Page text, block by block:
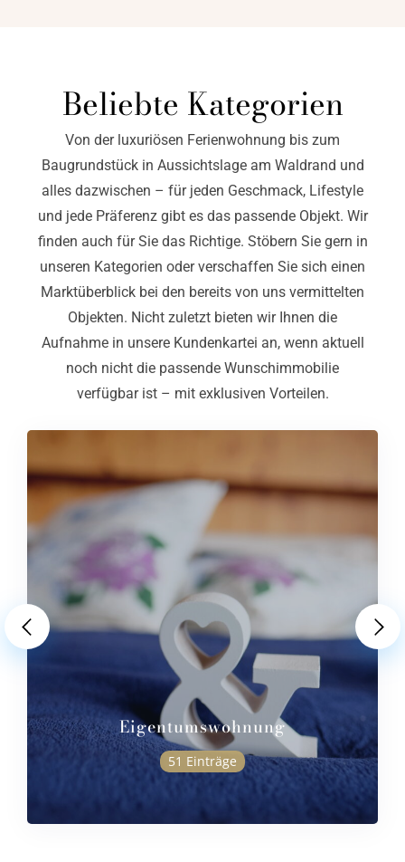
Beliebte Kategorien
Von der luxuriösen Ferienwohnung bis zum
Baugrundstück in Aussichtslage am Waldrand und
alles dazwischen – für jeden Geschmack, Lifestyle
und jede Präferenz gibt es das passende Objekt. Wir
finden auch für Sie das Richtige. Stöbern Sie gern in
unseren Kategorien oder verschaffen Sie sich einen
Marktüberblick bei den bereits von uns vermittelten
Objekten. Nicht zuletzt bieten wir Ihnen die
Aufnahme in unsere Kundenkartei an, wenn aktuell
noch nicht die passende Wunschimmobilie
verfügbar ist – mit exklusiven Vorteilen.
Eigentumswohnung
51 Einträge